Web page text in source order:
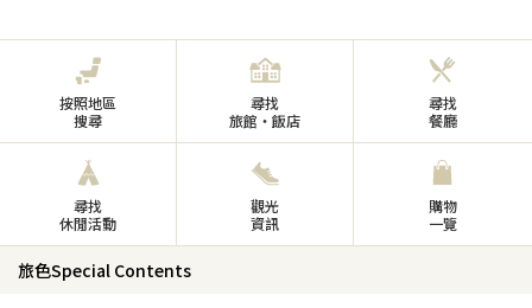
按照地區
搜尋
尋找
旅館・飯店
尋找
餐廳
尋找
休閒活動
觀光
資訊
購物
一覽
旅色Special Contents